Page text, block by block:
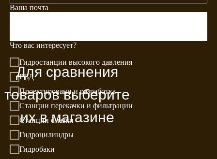
Для сравнения
товаров выберите
их в магазине
Ваша почта
Что вас интересует?
Гидростанции высокого давления
РВД
Проектировани и разработка
Станции перекачки и фильтрации
Станции смазки
Гидроцилиндры
Гидробаки